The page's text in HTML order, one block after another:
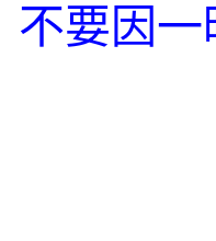
不要因